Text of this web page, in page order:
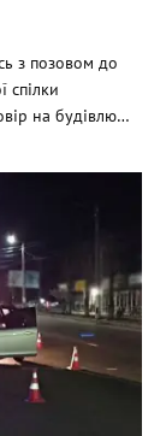
з позовом до
спілки
на будівлю…